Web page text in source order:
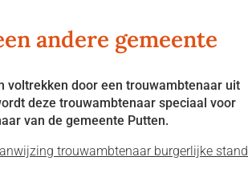
andere gemeente
voltrekken door een trouwambtenaar uit
deze trouwambtenaar speciaal voor
van de gemeente Putten.
trouwambtenaar burgerlijke stand